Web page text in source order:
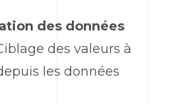
des données
des valeurs à
les données